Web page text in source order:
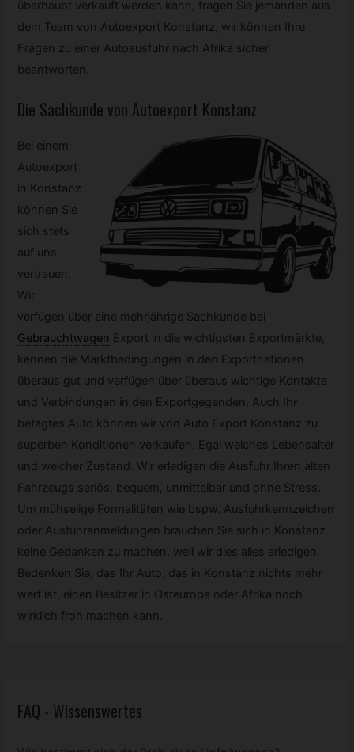
überhaupt verkauft werden kann, fragen Sie jemanden aus
dem Team von Autoexport Konstanz, wir können Ihre
Fragen zu einer Autoausfuhr nach Afrika sicher
beantworten.
Die Sachkunde von Autoexport Konstanz
Bei einem
Autoexport
in Konstanz
können Sie
sich stets
auf uns
vertrauen.
Wir
verfügen über eine mehrjährige Sachkunde bei
Gebrauchtwagen Export in die wichtigsten Exportmärkte,
kennen die Marktbedingungen in den Exportnationen
überaus gut und verfügen über überaus wichtige Kontakte
und Verbindungen in den Exportgegenden. Auch Ihr
betagtes Auto können wir von Auto Export Konstanz zu
superben Konditionen verkaufen. Egal welches Lebensalter
und welcher Zustand. Wir erledigen die Ausfuhr Ihren alten
Fahrzeugs seriös, bequem, unmittelbar und ohne Stress.
Um mühselige Formalitäten wie bspw. Ausfuhrkennzeichen
oder Ausfuhranmeldungen brauchen Sie sich in Konstanz
keine Gedanken zu machen, weil wir dies alles erledigen.
Bedenken Sie, das Ihr Auto, das in Konstanz nichts mehr
wert ist, einen Besitzer in Osteuropa oder Afrika noch
wirklich froh machen kann.
FAQ - Wissenswertes